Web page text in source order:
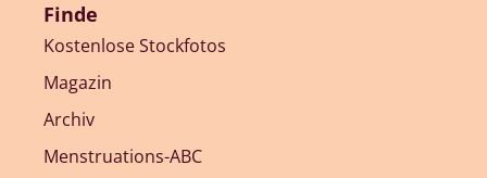
Finde
Kostenlose Stockfotos
Magazin
Archiv
Menstruations-ABC